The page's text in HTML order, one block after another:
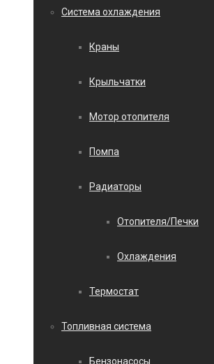
Система охлаждения
Краны
Крыльчатки
Мотор отопителя
Помпа
Радиаторы
Отопителя/Печки
Охлаждения
Термостат
Топливная система
Бензонасосы